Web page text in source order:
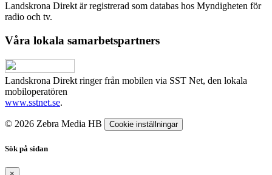
Landskrona Direkt är registrerad som databas hos Myndigheten för
radio och tv.
Våra lokala samarbetspartners
Landskrona Direkt ringer från mobilen via SST Net, den lokala
mobiloperatören
www.sstnet.se.
© 2026 Zebra Media HB Cookie inställningar
Sök på sidan